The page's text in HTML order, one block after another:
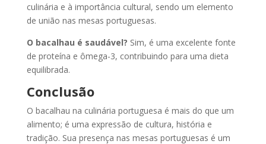
culinária e à importância cultural, sendo um elemento
de união nas mesas portuguesas.
O bacalhau é saudável? Sim, é uma excelente fonte
de proteína e ômega-3, contribuindo para uma dieta
equilibrada.
Conclusão
O bacalhau na culinária portuguesa é mais do que um
alimento; é uma expressão de cultura, história e
tradição. Sua presença nas mesas portuguesas é um